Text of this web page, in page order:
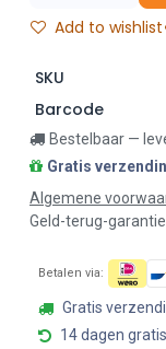
Add to wishlist
SKU
Barcode
Bestelbaar —
Gratis
Algemene
Geld-terug-
Betalen via:
Gratis
14 dagen